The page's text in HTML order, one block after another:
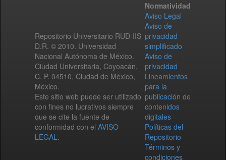
Repositorio Universitario RUD-IIS
D.R. © 2010. Universidad
Nacional Autónoma de México.
Ciudad Universitaria, Coyoacán,
C. P. 04510, Ciudad de México,
México.
Este sitio web puede ser utilizado
con fines no lucrativos siempre
que se cite la fuente de
conformidad con el AVISO
LEGAL.
Normatividad
Aviso Legal
Aviso de
privacidad
simplificado
Aviso de
privacidad
Lineamientos
para la
publicación de
contenidos
digitales
Políticas del
Repositorio
Términos y
condiciones